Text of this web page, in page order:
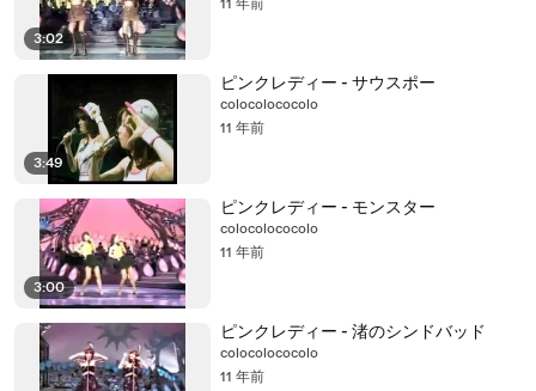
3:02
11 年前
3:49
ピンクレディー - サウスポー
colocolococolo
11 年前
3:00
ピンクレディー - モンスター
colocolococolo
11 年前
ピンクレディー - 渚のシンドバッド
colocolococolo
11 年前